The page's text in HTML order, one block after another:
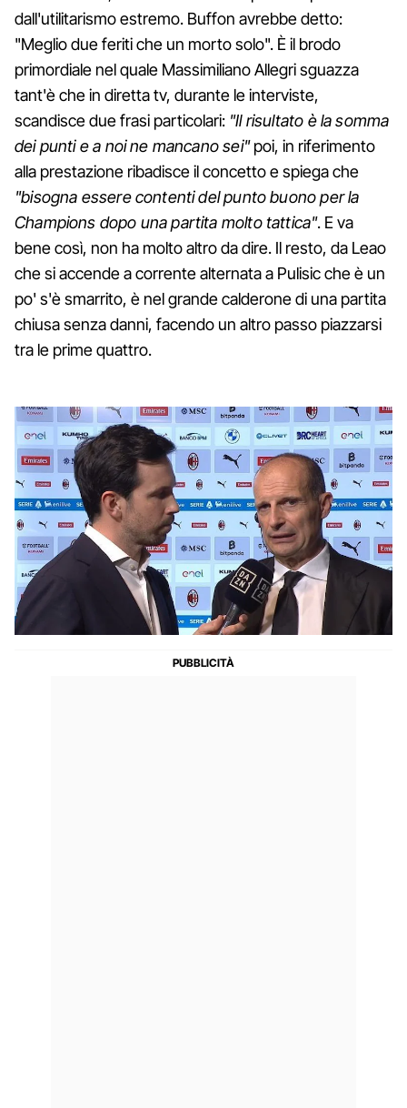
dall'utilitarismo estremo. Buffon avrebbe detto:
"Meglio due feriti che un morto solo". È il brodo
primordiale nel quale Massimiliano Allegri sguazza
tant'è che in diretta tv, durante le interviste,
scandisce due frasi particolari: "Il risultato è la somma
dei punti e a noi ne mancano sei"poi, in riferimento
alla prestazione ribadisce il concetto e spiega che
"bisogna essere contenti del punto buono per la
Champions dopo una partita molto tattica". E va
bene così, non ha molto altro da dire. Il resto, da Leao
che si accende a corrente alternata a Pulisic che è un
po' s'è smarrito, è nel grande calderone di una partita
chiusa senza danni, facendo un altro passo piazzarsi
tra le prime quattro.